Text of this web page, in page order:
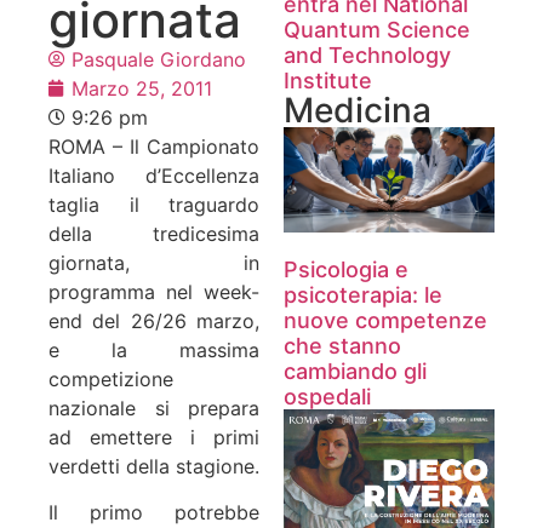
giornata
Pasquale Giordano
Marzo 25, 2011
9:26 pm
ROMA – Il Campionato
Italiano d’Eccellenza
taglia il traguardo
della tredicesima
giornata, in
programma nel week-
end del 26/26 marzo,
e la massima
competizione
nazionale si prepara
ad emettere i primi
verdetti della stagione.
Il primo potrebbe
Quantum Science
and Technology
Institute
Medicina
Psicologia e
psicoterapia: le
nuove competenze
che stanno
cambiando gli
ospedali